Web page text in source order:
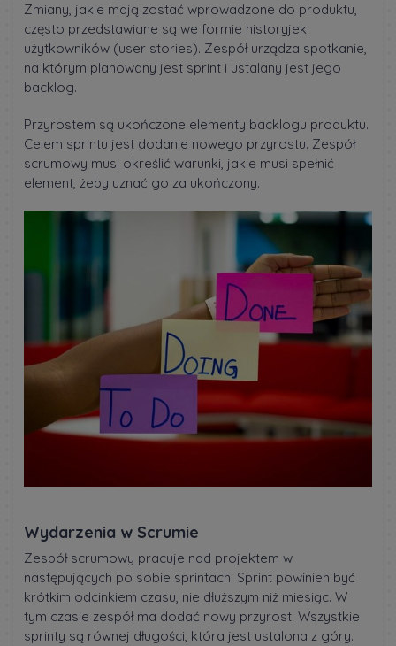
Zmiany, jakie mają zostać wprowadzone do produktu,
często przedstawiane są we formie historyjek
użytkowników (user stories). Zespół urządza spotkanie,
na którym planowany jest sprint i ustalany jest jego
backlog.
Przyrostem są ukończone elementy backlogu produktu.
Celem sprintu jest dodanie nowego przyrostu. Zespół
scrumowy musi określić warunki, jakie musi spełnić
element, żeby uznać go za ukończony.
Wydarzenia w Scrumie
Zespół scrumowy pracuje nad projektem w
następujących po sobie sprintach. Sprint powinien być
krótkim odcinkiem czasu, nie dłuższym niż miesiąc. W
tym czasie zespół ma dodać nowy przyrost. Wszystkie
sprinty są równej długości, która jest ustalona z góry.